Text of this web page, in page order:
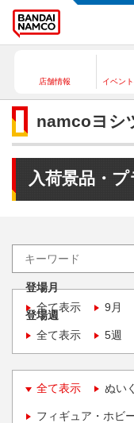
店舗情報 イベン
namcoヨシ
入荷景品・
登場月
全て表示
9月
登場週
全て表示
5週
全て表示 ぬい
フィギュア・ホビ